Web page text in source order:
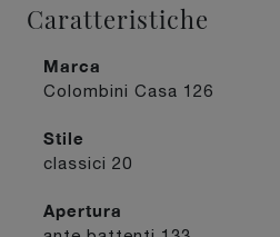
Caratteristiche
Marca
Colombini Casa 126
Stile
classici 20
Apertura